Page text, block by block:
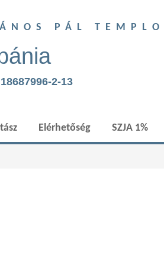
PÁL
2-13
Elérhetőség SZJA 1%